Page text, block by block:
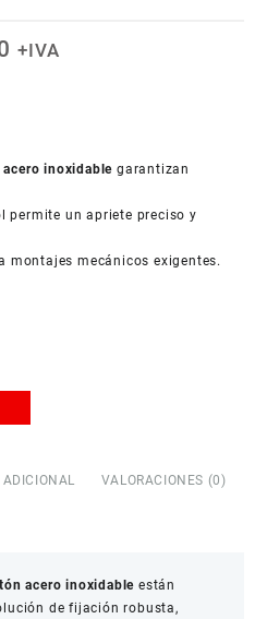
Rango
hasta
+IVA
inoxidable garantizan
permite un apriete preciso y
montajes mecánicos exigentes.
VALORACIONES (0)
acero inoxidable están
de fijación robusta,